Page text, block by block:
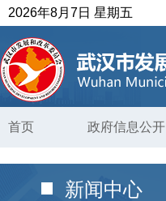
2026年8月7日 星期五
首页 政府信息公开
新闻中心